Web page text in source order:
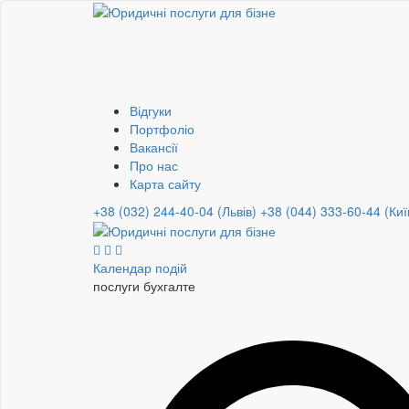
Відгуки
Портфоліо
Вакансії
Про нас
Карта сайту
+38 (032) 244-40-04 (Львів) +38 (044) 333-60-44
Календар подій
послуги бух